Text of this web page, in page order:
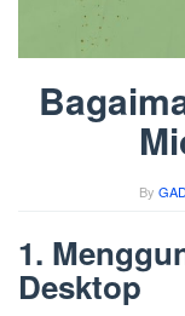
By
1.
Desktop